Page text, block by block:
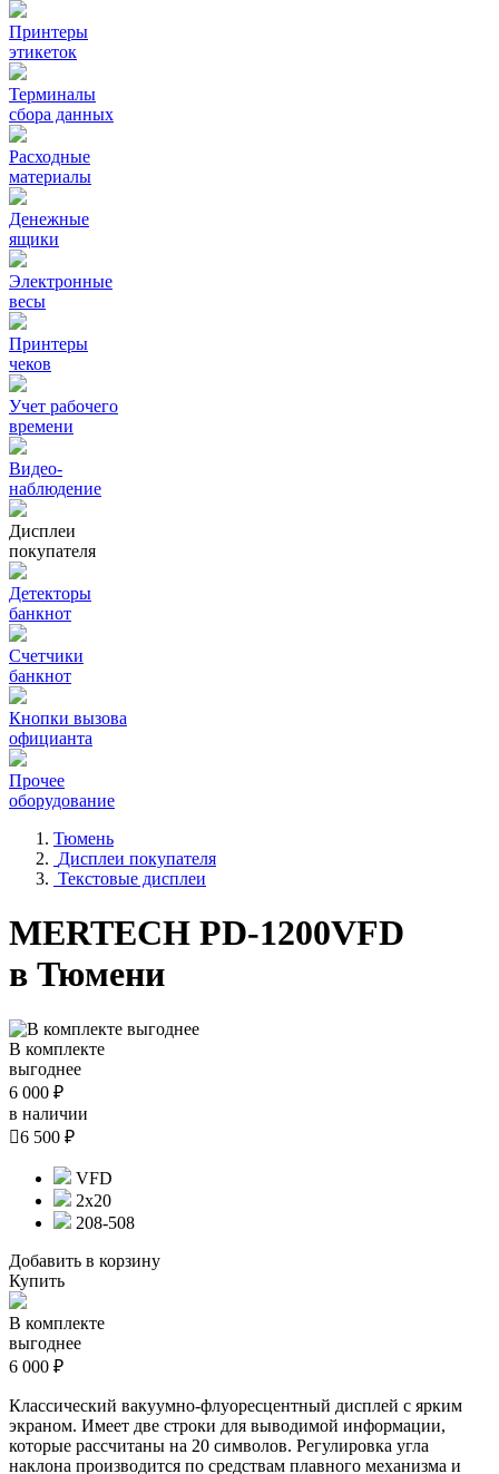
Принтеры
этикеток
Терминалы
сбора данных
Расходные
материалы
Денежные
ящики
Электронные
весы
Принтеры
чеков
Учет рабочего
времени
Видео‑
наблюдение
Дисплеи
покупателя
Детекторы
банкнот
Счетчики
банкнот
Кнопки вызова
официанта
Прочее
оборудование
Тюмень
Дисплеи покупателя
Текстовые дисплеи
MERTECH PD-1200VFD
в Тюмени
В комплекте
выгоднее
6 000 ₽
в наличии
6 500 ₽
VFD
2х20
208-508
Добавить в корзину
Купить
В комплекте
выгоднее
6 000 ₽
Классический вакуумно-флуоресцентный дисплей с ярким
экраном. Имеет две строки для выводимой информации,
которые рассчитаны на 20 символов. Регулировка угла
наклона производится по средствам плавного механизма и